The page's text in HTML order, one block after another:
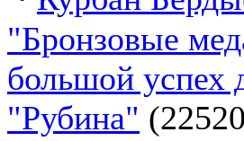
"Бронзовые
большой успех
"Рубина"